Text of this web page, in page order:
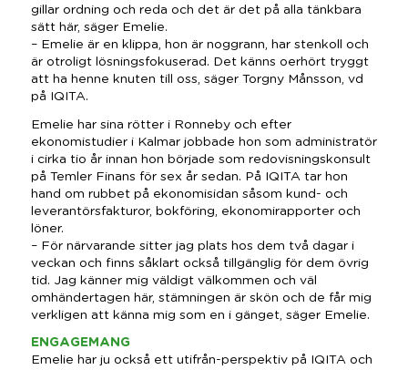
gillar ordning och reda och det är det på alla tänkbara
sätt här, säger Emelie.
– Emelie är en klippa, hon är noggrann, har stenkoll och
är otroligt lösningsfokuserad. Det känns oerhört tryggt
att ha henne knuten till oss, säger Torgny Månsson, vd
på IQITA.
Emelie har sina rötter i Ronneby och efter
ekonomistudier i Kalmar jobbade hon som administratör
i cirka tio år innan hon började som redovisningskonsult
på Temler Finans för sex år sedan. På IQITA tar hon
hand om rubbet på ekonomisidan såsom kund- och
leverantörsfakturor, bokföring, ekonomirapporter och
löner.
– För närvarande sitter jag plats hos dem två dagar i
veckan och finns såklart också tillgänglig för dem övrig
tid. Jag känner mig väldigt välkommen och väl
omhändertagen här, stämningen är skön och de får mig
verkligen att känna mig som en i gänget, säger Emelie.
ENGAGEMANG
Emelie har ju också ett utifrån-perspektiv på IQITA och